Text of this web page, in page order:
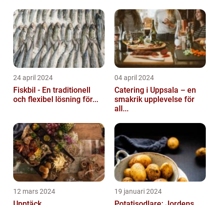
24 april 2024
Fiskbil - En traditionell
och flexibel lösning för...
04 april 2024
Catering i Uppsala – en
smakrik upplevelse för
all...
12 mars 2024 19 januari 2024